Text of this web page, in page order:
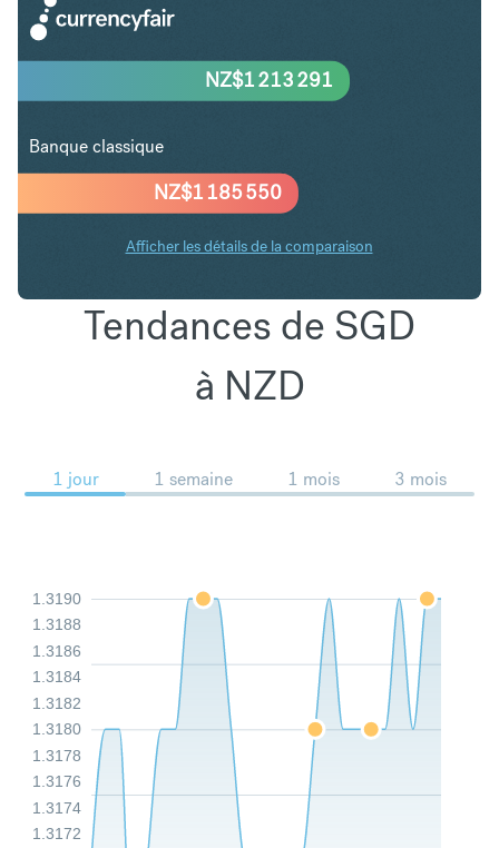
NZ$1 185 550
NZ$1 213 291
Banque classique
Afficher les détails de la comparaison
Tendances de SGD
à NZD
1 jour 1 semaine 1 mois 3 mois
1.3172
1.3174
1.3176
1.3178
1.3180
1.3182
1.3184
1.3186
1.3188
1.3190